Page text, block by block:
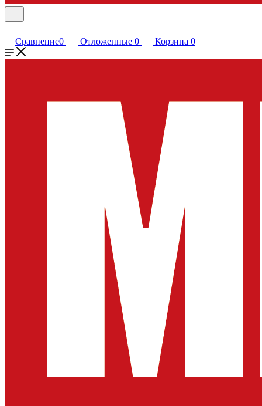
Сравнение0 Отложенные 0 Корзина 0